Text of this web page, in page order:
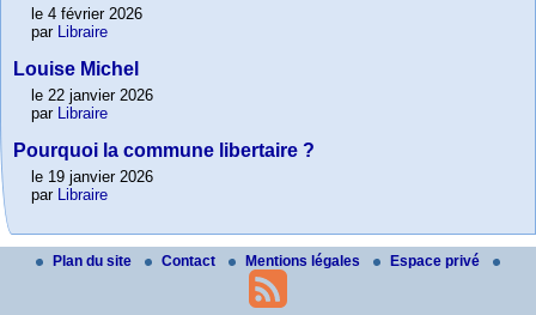
le 4 février 2026
par Libraire
Louise Michel
le 22 janvier 2026
par Libraire
Pourquoi la commune libertaire ?
le 19 janvier 2026
par Libraire
Plan du site Contact Mentions légales Espace privé